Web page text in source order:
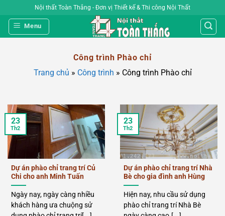
qua
nội
Nội thất Toàn Thắng - Đơn vị Thiết kế & Thi công Nội Thất
Menu
Công trình Phào chỉ
Trang chủ » Công trình » Công trình Phào chỉ
Dự án phào chỉ trang trí Củ
Chi cho anh Minh Tuấn
Ngày nay, ngày càng nhiều
khách hàng ưa chuộng sử
23
Th2
Dự án phào chỉ trang trí Nhà
Bè cho gia đình anh Hùng
Hiện nay, nhu cầu sử dụng
phào chỉ trang trí Nhà Bè
23
Th2